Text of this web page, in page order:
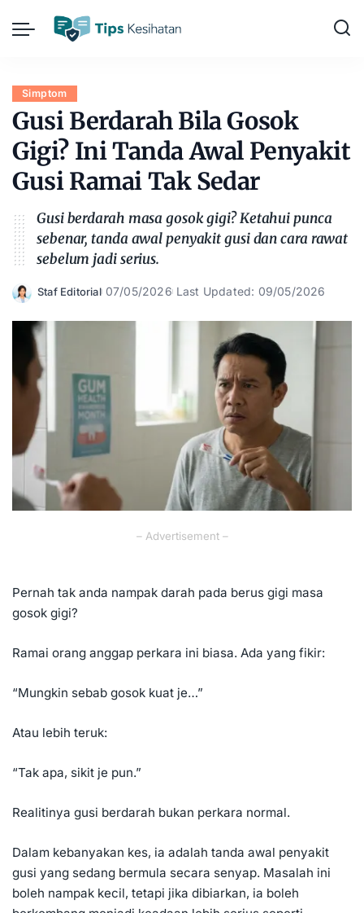
Simptom
Gusi Berdarah Bila Gosok
Gigi? Ini Tanda Awal Penyakit
Gusi Ramai Tak Sedar
Gusi berdarah masa gosok gigi? Ketahui punca
sebenar, tanda awal penyakit gusi dan cara rawat
sebelum jadi serius.
Posted
Staf Editorial 07/05/2026 Last Updated: 09/05/2026
– Advertisement –
Pernah tak anda nampak darah pada berus gigi masa
gosok gigi?
Ramai orang anggap perkara ini biasa. Ada yang fikir:
“Mungkin sebab gosok kuat je…”
Atau lebih teruk:
“Tak apa, sikit je pun.”
Realitinya gusi berdarah bukan perkara normal.
Dalam kebanyakan kes, ia adalah tanda awal penyakit
gusi yang sedang bermula secara senyap. Masalah ini
boleh nampak kecil, tetapi jika dibiarkan, ia boleh